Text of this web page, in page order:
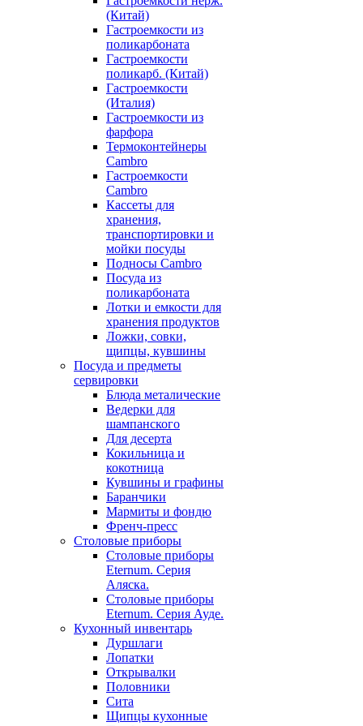
(Китай)
Гастроемкости из
поликарбоната
Гастроемкости
поликарб. (Китай)
Гастроемкости
(Италия)
Гастроемкости из
фарфора
Термоконтейнеры
Cambro
Гастроемкости
Cambro
Кассеты для
хранения,
транспортировки и
мойки посуды
Подносы Cambro
Посуда из
поликарбоната
Лотки и емкости для
хранения продуктов
Ложки, совки,
щипцы, кувшины
Посуда и предметы
сервировки
Блюда металические
Ведерки для
шампанского
Для десерта
Кокильница и
кокотница
Кувшины и графины
Баранчики
Мармиты и фондю
Френч-пресс
Столовые приборы
Столовые приборы
Eternum. Серия
Аляска.
Столовые приборы
Eternum. Серия Ауде.
Кухонный инвентарь
Дуршлаги
Лопатки
Открывалки
Половники
Сита
Щипцы кухонные